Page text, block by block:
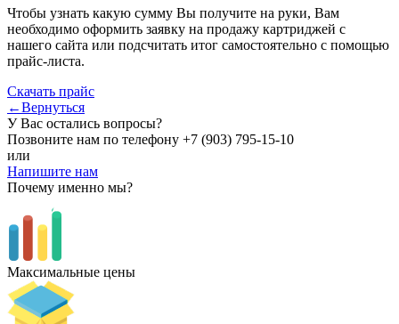
Чтобы узнать какую сумму Вы получите на руки, Вам
необходимо оформить заявку на продажу картриджей с
нашего сайта или подсчитать итог самостоятельно с помощью
прайс-листа.
Скачать прайс
←Вернуться
У Вас остались вопросы?
Позвоните нам по телефону +7 (903) 795-15-10
или
Напишите нам
Почему именно мы?
Максимальные цены